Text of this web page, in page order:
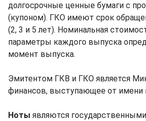
долгосрочные ценные бумаги с
(купоном). ГКО имеют срок
(2, 3 и 5 лет). Номинальная
параметры каждого выпуска
момент выпуска.
Эмитентом ГКВ и ГКО является
финансов, выступающее от имени
Ноты являются